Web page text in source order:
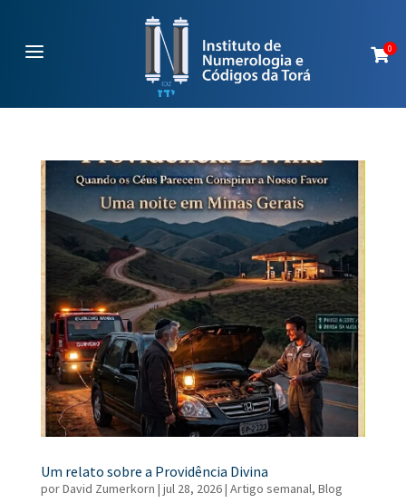
a 0
Um relato sobre a Providência Divina
porDavid Zumerkorn | jul 28, 2026| Artigo semanal, Blog